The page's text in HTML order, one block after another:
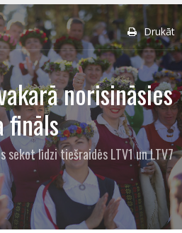
Drukāt
norisināsies
fināls
sekot līdzi tiešraidēs LTV1 un LTV7